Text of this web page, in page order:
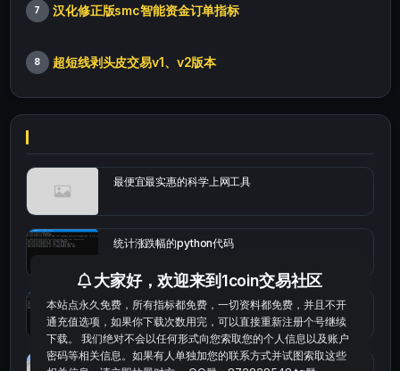
7 汉化修正版smc智能资金订单指标
8 超短线剥头皮交易v1、v2版本
最便宜最实惠的科学上网工具
统计涨跌幅的python代码
okx的短线量化的免费版本
bybit安卓端
大家好，欢迎来到1coin交易社区
本站点永久免费，所有指标都免费，一切资料都免费，并且不开
通充值选项，如果你下载次数用完，可以直接重新注册个号继续
下载。 我们绝对不会以任何形式向您索取您的个人信息以及账户
密码等相关信息。如果有人单独加您的联系方式并试图索取这些